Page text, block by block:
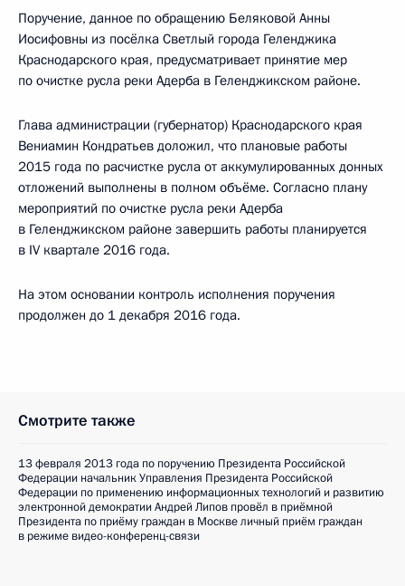
Поручение, данное по обращению Беляковой Анны
Иосифовны из посёлка Светлый города Геленджика
Краснодарского края, предусматривает принятие мер
по очистке русла реки Адерба в Геленджикском районе.
Глава администрации (губернатор) Краснодарского края
Вениамин Кондратьев доложил, что плановые работы
2015 года по расчистке русла от аккумулированных донных
отложений выполнены в полном объёме. Согласно плану
мероприятий по очистке русла реки Адерба
в Геленджикском районе завершить работы планируется
в IV квартале 2016 года.
На этом основании контроль исполнения поручения
продолжен до 1 декабря 2016 года.
Смотрите также
13 февраля 2013 года по поручению Президента Российской
Федерации начальник Управления Президента Российской
Федерации по применению информационных технологий и развитию
электронной демократии Андрей Липов провёл в приёмной
Президента по приёму граждан в Москве личный приём граждан
в режиме видео-конференц-связи